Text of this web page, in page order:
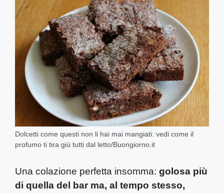
Dolcetti come questi non li hai mai mangiati: vedi come il
profumo ti tira giù tutti dal letto/Buongiorno.it
Una colazione perfetta insomma: golosa più
di quella del bar ma, al tempo stesso,